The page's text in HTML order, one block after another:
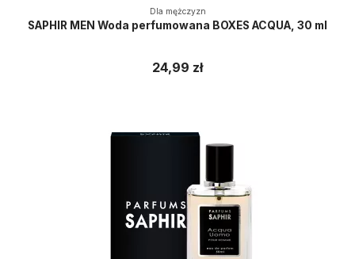
Dla mężczyzn
SAPHIR MEN Woda perfumowana BOXES ACQUA, 30 ml
24,99 zł